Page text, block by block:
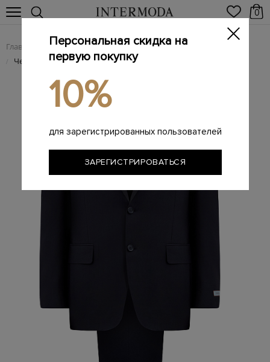
0
Главная Мужчинам / Одежда / Костюмы
/ Черный костюм в классическом стиле из гладкой шерсти
Персональная скидка на
первую покупку
10%
для зарегистрированных пользователей
ЗАРЕГИСТРИРОВАТЬСЯ